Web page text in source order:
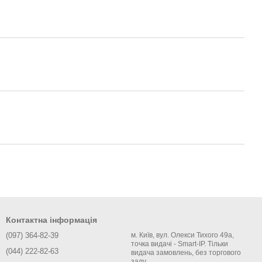
Контактна інформація
(097) 364-82-39
(044) 222-82-63
м. Київ, вул. Олекси Тихого 49а,
точка видачі - Smart-IP. Тільки
видача замовлень, без торгового